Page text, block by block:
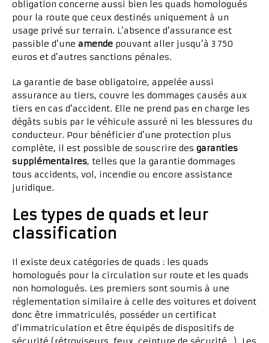
obligation concerne aussi bien les quads homologués
pour la route que ceux destinés uniquement à un
usage privé sur terrain. L’absence d’assurance est
passible d’une amende pouvant aller jusqu’à 3 750
euros et d’autres sanctions pénales.
La garantie de base obligatoire, appelée aussi
assurance au tiers, couvre les dommages causés aux
tiers en cas d’accident. Elle ne prend pas en charge les
dégâts subis par le véhicule assuré ni les blessures du
conducteur. Pour bénéficier d’une protection plus
complète, il est possible de souscrire des garanties
supplémentaires, telles que la garantie dommages
tous accidents, vol, incendie ou encore assistance
juridique.
Les types de quads et leur
classification
Il existe deux catégories de quads : les quads
homologués pour la circulation sur route et les quads
non homologués. Les premiers sont soumis à une
réglementation similaire à celle des voitures et doivent
donc être immatriculés, posséder un certificat
d’immatriculation et être équipés de dispositifs de